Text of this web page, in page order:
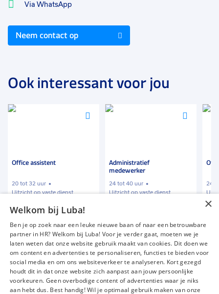
Via WhatsApp
Neem contact op
Ook interessant voor jou
Voeg
Office assistent
20 tot 32 uur
Uitzicht op vaste dienst
€ 2300-€ 2500 p.m.
Voeg
Administratief
medewerker
24 tot 40 uur
Uitzicht op vaste dienst
24
€
Vacatures
Over ons
Werken bij Luba
Voor werkgevers
Mijn Luba
Contact
×
Welkom bij Luba!
Ben je op zoek naar een leuke nieuwe baan of naar een betrouwbare
partner in HR? Welkom bij Luba! Voor je verder gaat, moeten we je
laten weten dat onze website gebruik maakt van cookies. Dit doen we
om content en advertenties te personaliseren, functies te bieden voor
social media en om ons websiteverkeer te analyseren. Kort gezegd
houdt dit in dat onze website zich aanpast aan jouw persoonlijke
voorkeuren. Geen overbodige content of advertenties waar je niks
aan hebt dus. Best handig! Wil je optimaal gebruik maken van onze